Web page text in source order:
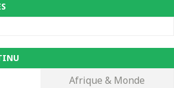
Afrique & Monde